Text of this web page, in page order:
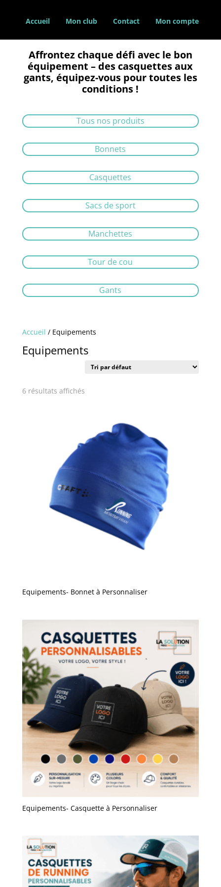
Accueil Mon club Contact Mon compte
Affrontez chaque défi avec le bon
équipement – des casquettes aux
gants, équipez-vous pour toutes les
conditions !
Tous nos produits
Bonnets
Casquettes
Sacs de sport
Manchettes
Tour de cou
Gants
Accueil / Equipements
Equipements
6 résultats affichés
Equipements- Bonnet à Personnaliser
Equipements- Casquette à Personnaliser